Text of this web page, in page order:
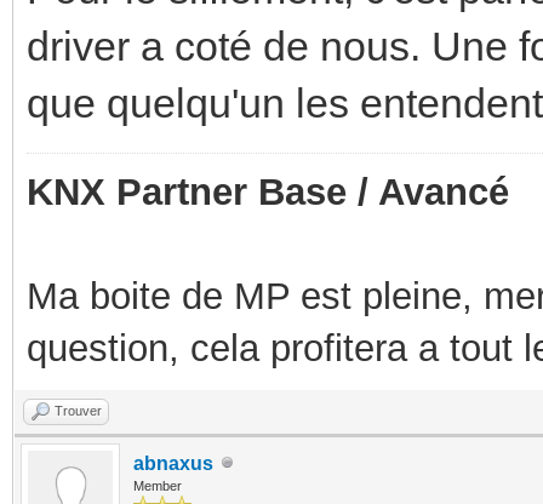
driver a coté de nous. Une
que quelqu'un les entendent
KNX Partner Base / Avancé
Ma boite de MP est pleine,
question, cela profitera a tout
Trouver
abnaxus
Member